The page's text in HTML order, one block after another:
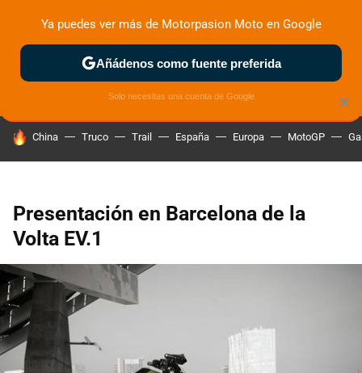
ZONA DE PRUEBAS DEPORTIVAS MOTOS ELÉCTRICAS
HOY SE HABLA DE
China Truco Trail España Europa MotoGP
Presentación en Barcelona de la
Volta EV.1
×
Ya puedes ver más de Motorpasion Moto en Google
Añádenos como fuente preferida
Solo necesitas una cuenta de Google